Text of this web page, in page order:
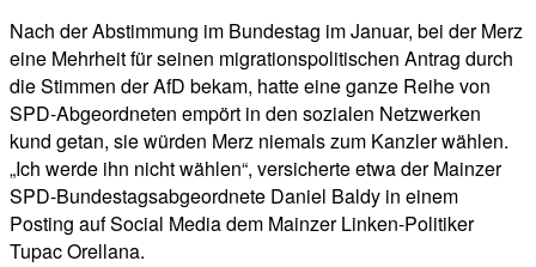
Nach der Abstimmung im Bundestag im Januar, bei der Merz
eine Mehrheit für seinen migrationspolitischen Antrag durch
die Stimmen der AfD bekam, hatte eine ganze Reihe von
SPD-Abgeordneten empört in den sozialen Netzwerken
kund getan, sie würden Merz niemals zum Kanzler wählen.
„Ich werde ihn nicht wählen“, versicherte etwa der Mainzer
SPD-Bundestagsabgeordnete Daniel Baldy in einem
Posting auf Social Media dem Mainzer Linken-Politiker
Tupac Orellana.